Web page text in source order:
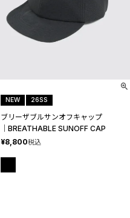
ブリーザブルサンオフキャップ
│BREATHABLE SUNOFF CAP
NEW 26SS
¥8,800税込